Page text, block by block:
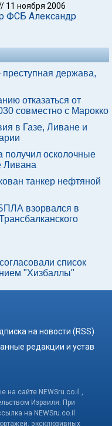
11 ноября 2006
ФСБ Александр
держава,
отказаться от
совместно с Марокко
в Газе, Ливане и
осколочные
Ливана
танкер нефтяной
взорвался в
список
"Хизбаллы"
на новости (RSS)
редакции и устав
сайте NEWSru.co.il ,
Израиля. При
на NEWSru.co.il
эксклюзивных